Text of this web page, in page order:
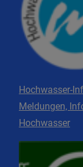
Hochwasser-
Meldungen,
Hochwasser